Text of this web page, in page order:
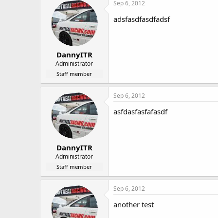
DannyITR
Administrator
Staff member
Sep 6, 2012
adsfasdfasdfadsf
DannyITR
Administrator
Staff member
Sep 6, 2012
asfdasfasfafasdf
Sep 6, 2012
another test